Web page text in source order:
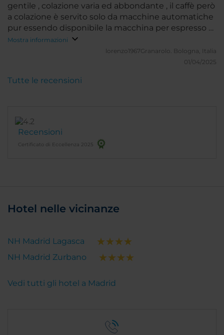
gentile , colazione varia ed abbondante , il caffè però
a colazione è servito solo da macchine automatiche
pur essendo disponibile la macchina per espresso al
banco che non viene servito nemmeno con
supplemento. Il caffè delle macchine automatiche
non è nulla di speciale , per il resto tutto bene. Un
Mostra informazioni
lorenzo1967Granarolo. Bologna, Italia
01/04/2025
Recensioni
Certificato di Eccellenza 2025
Tutte le recensioni
Hotel nelle vicinanze
NH Madrid Lagasca
NH Madrid Zurbano
Vedi tutti gli hotel a Madrid